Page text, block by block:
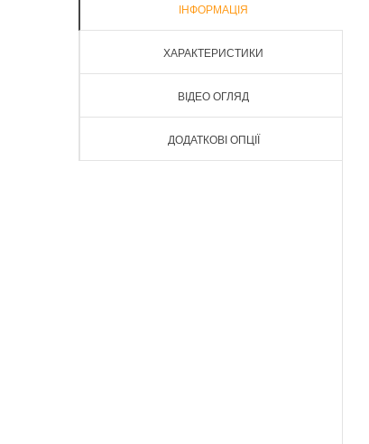
ІНФОРМАЦІЯ
ХАРАКТЕРИСТИКИ
ВІДЕО ОГЛЯД
ДОДАТКОВІ ОПЦІЇ